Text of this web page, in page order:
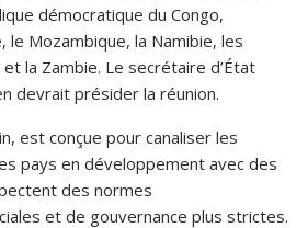
démocratique du Congo,
le Mozambique, la Namibie, les
la Zambie. Le secrétaire d’État
devrait présider la réunion.
est conçue pour canaliser les
pays en développement avec des
des normes
et de gouvernance plus strictes.